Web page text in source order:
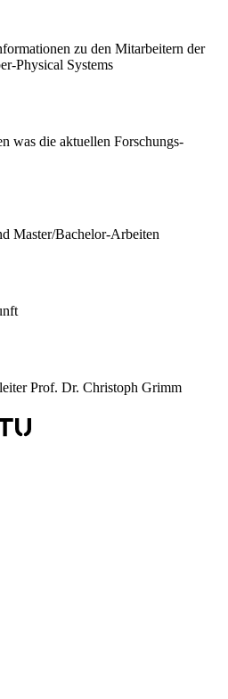
zu den Mitarbeitern der
Physical Systems
was die aktuellen Forschungs-
Master/Bachelor-Arbeiten
Prof. Dr. Christoph Grimm